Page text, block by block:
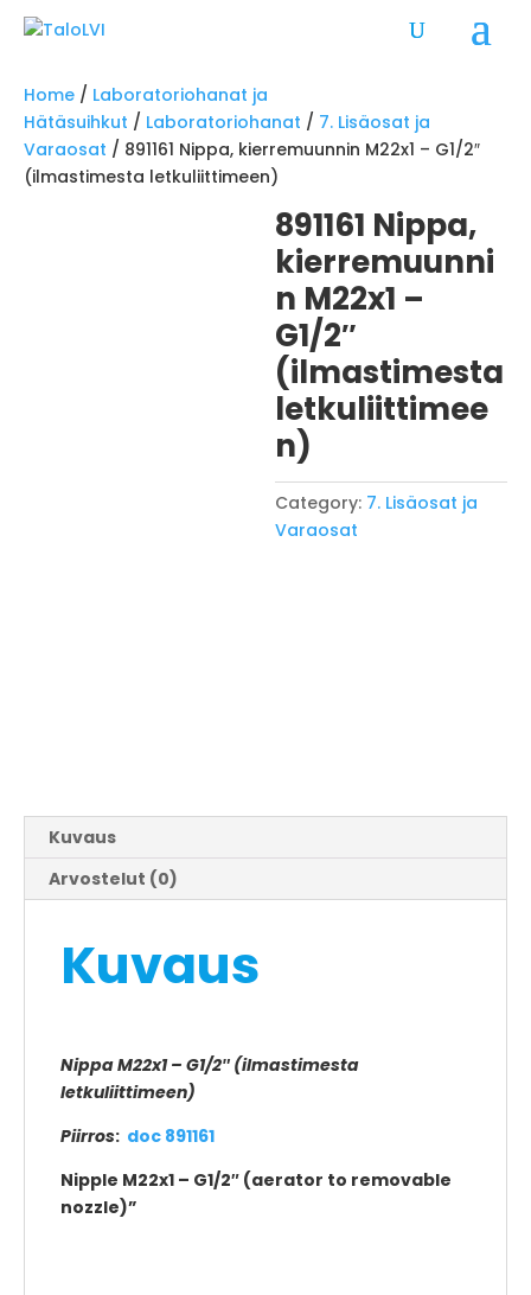
Home / Laboratoriohanat ja
Hätäsuihkut / Laboratoriohanat / 7. Lisäosat ja
Varaosat / 891161 Nippa, kierremuunnin M22x1 – G1/2″
(ilmastimesta letkuliittimeen)
891161 Nippa,
kierremuunni
n M22x1 –
G1/2″
(ilmastimesta
letkuliittimee
n)
Category: 7. Lisäosat ja
Varaosat
Kuvaus
Arvostelut (0)
Kuvaus
Nippa M22x1 – G1/2″ (ilmastimesta
letkuliittimeen)
Piirros: doc 891161
Nipple M22x1 – G1/2″ (aerator to removable
nozzle)”